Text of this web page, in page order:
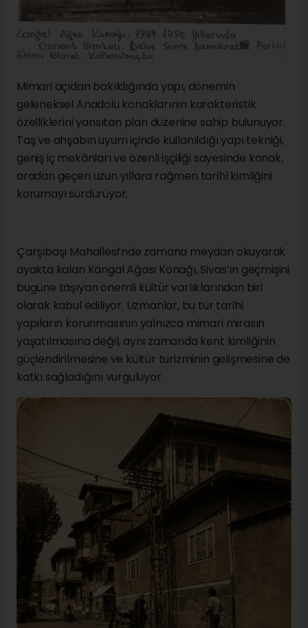
Mimari açıdan bakıldığında yapı, dönemin
geleneksel Anadolu konaklarının karakteristik
özelliklerini yansıtan plan düzenine sahip bulunuyor.
Taş ve ahşabın uyum içinde kullanıldığı yapı tekniği,
geniş iç mekânları ve özenli işçiliği sayesinde konak,
aradan geçen uzun yıllara rağmen tarihî kimliğini
korumayı sürdürüyor.
Çarşıbaşı Mahallesi’nde zamana meydan okuyarak
ayakta kalan Kangal Ağası Konağı, Sivas’ın geçmişini
bugüne taşıyan önemli kültür varlıklarından biri
olarak kabul ediliyor. Uzmanlar, bu tür tarihî
yapıların korunmasının yalnızca mimari mirasın
yaşatılmasına değil, aynı zamanda kent kimliğinin
güçlendirilmesine ve kültür turizminin gelişmesine de
katkı sağladığını vurguluyor.